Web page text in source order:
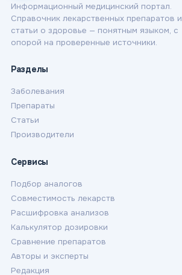
Информационный медицинский портал.
Справочник лекарственных препаратов и
статьи о здоровье — понятным языком, с
опорой на проверенные источники.
Разделы
Заболевания
Препараты
Статьи
Производители
Сервисы
Подбор аналогов
Совместимость лекарств
Расшифровка анализов
Калькулятор дозировки
Сравнение препаратов
Авторы и эксперты
Редакция